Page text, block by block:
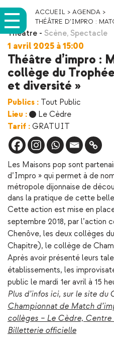
ACCUEIL > AGENDA >
THÉÂTRE D’IMPRO :
Théatre - Scène, Spectacle
1 avril 2025 à 15:00
Théâtre d’impro :
collège du
et diversité »
Publics : Tout Public
Lieu :
Le Cèdre
Tarif : GRATUIT
Les Maisons pop sont
d’Impro » qui permet à de
métropole dijonnaise de
dans la pratique de cette
Cette action est mise en
septembre 2018, par l’action
Chenôve, les deux collèges
Chapitre), le collège de
Après avoir présenté leurs
établissements, les
public le mardi 1er avril à 15
Plus d’infos ici, sur le site du
Championnat de Match
collèges – Le Cèdre,
Billetterie officielle